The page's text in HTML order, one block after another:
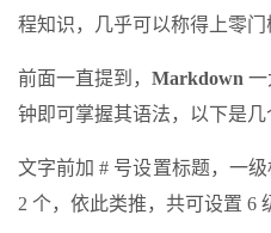
程知识，几乎可以称得上零门
前面一直提到，Markdown 一
钟即可掌握其语法，以下是几
文字前加 # 号设置标题，一
2 个，依此类推，共可设置 6